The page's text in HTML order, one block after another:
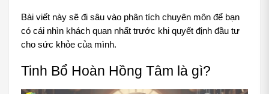
Bài viết này sẽ đi sâu vào phân tích chuyên môn để bạn
có cái nhìn khách quan nhất trước khi quyết định đầu tư
cho sức khỏe của mình.
Tinh Bổ Hoàn Hồng Tâm là gì?